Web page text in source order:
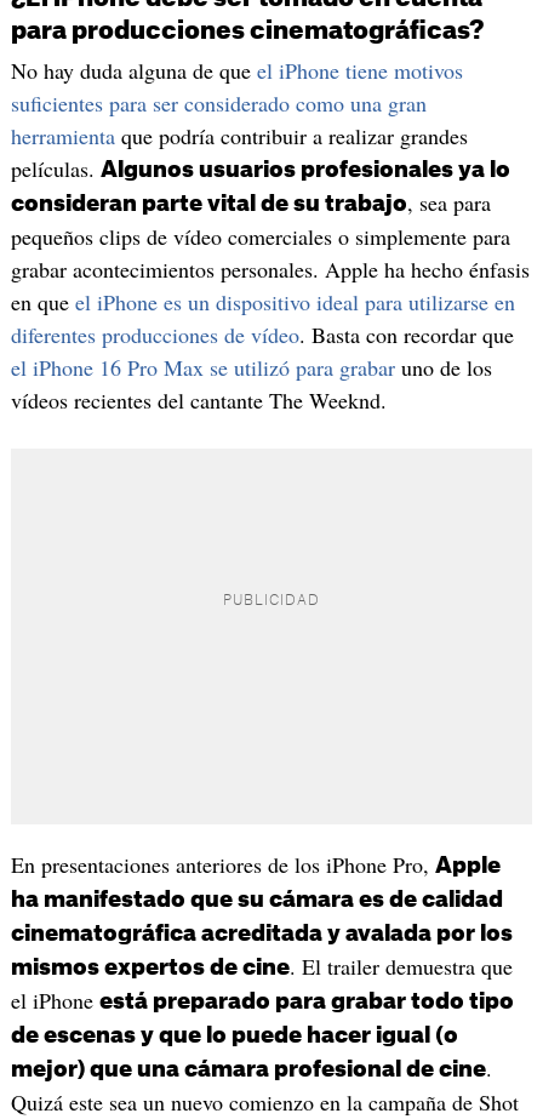
para producciones cinematográficas?
No hay duda alguna de que el iPhone tiene motivos
suficientes para ser considerado como una gran
herramientaque podría contribuir a realizar grandes
películas. Algunos usuarios profesionales ya lo
consideran parte vital de su trabajo, sea para
pequeños clips de vídeo comerciales o simplemente para
grabar acontecimientos personales. Apple ha hecho énfasis
en que el iPhone es un dispositivo ideal para utilizarse en
diferentes producciones de vídeo. Basta con recordar que
el iPhone 16 Pro Max se utilizó para grabaruno de los
vídeos recientes del cantante The Weeknd.
En presentaciones anteriores de los iPhone Pro, Apple
ha manifestado que su cámara es de calidad
cinematográfica acreditada y avalada por los
mismos expertos de cine. El trailer demuestra que
el iPhone está preparado para grabar todo tipo
de escenas y que lo puede hacer igual (o
mejor) que una cámara profesional de cine.
Quizá este sea un nuevo comienzo en la campaña de Shot